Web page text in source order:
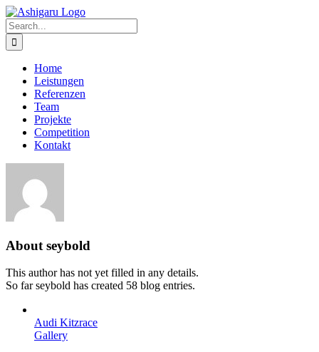
Skip
to
content
Search
for:
Home
Leistungen
Referenzen
Team
Projekte
Competition
Kontakt
About seybold
This author has not yet filled in any details.
So far seybold has created 58 blog entries.
Audi Kitzrace
Gallery